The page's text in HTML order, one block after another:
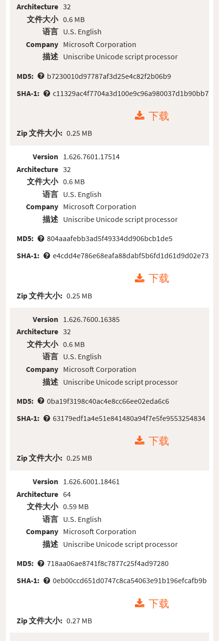
Architecture
文件大小
语言
Company
描述
32
0.6 MB
U.S. English
Microsoft Corporation
Uniscribe Unicode script processor
MD5:
b7230010d97787af3d25e4c82f2b06b9
SHA-1:
c11329ac4f7704a3d100e9c96a980037d1b90bb7
下载
Zip 文件大小: 0.25 MB
Version
Architecture
文件大小
语言
Company
描述
1.626.7601.17514
32
0.6 MB
U.S. English
Microsoft Corporation
Uniscribe Unicode script processor
MD5:
804aaafebb3ad5f49334dd906bcb1de5
SHA-1:
e4cdd4e786e68eafa88dabf5b6fd1d61d9d02e73
下载
Zip 文件大小: 0.25 MB
Version
Architecture
文件大小
语言
Company
描述
1.626.7600.16385
32
0.6 MB
U.S. English
Microsoft Corporation
Uniscribe Unicode script processor
MD5:
0ba19f3198c40ac4e8cc66ee02eda6c6
SHA-1:
63179edf1a4e51e841480a94f7e5fe9553254834
下载
Zip 文件大小: 0.25 MB
Version
Architecture
文件大小
语言
Company
描述
1.626.6001.18461
64
0.59 MB
U.S. English
Microsoft Corporation
Uniscribe Unicode script processor
MD5:
718aa06ae8741f8c7877c25f4ad97280
SHA-1:
0eb00ccd651d0747c8ca54063e91b196efcafb9b
下载
Zip 文件大小: 0.27 MB